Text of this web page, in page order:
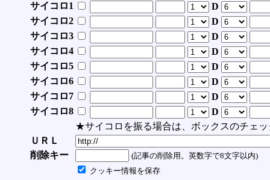
サイコロ1
D
サイコロ2
D
サイコロ3
D
サイコロ4
D
サイコロ5
D
サイコロ6
D
サイコロ7
D
サイコロ8
D
★サイコロを振る場合は、ボックスのチェッ
ＵＲＬ
削除キー
(記事の削除用。英数字で8文字以内)
クッキー情報を保存